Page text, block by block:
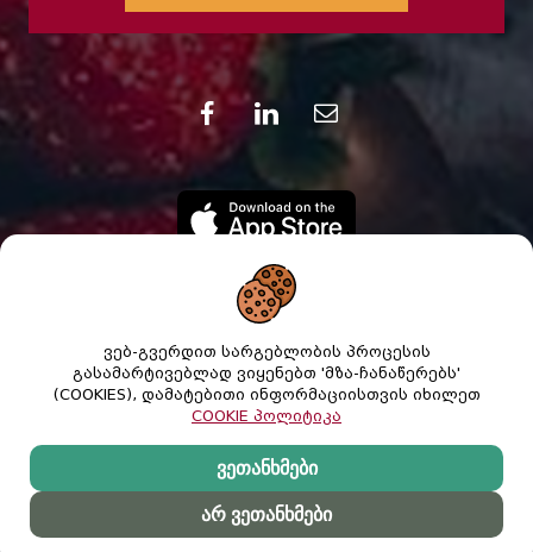
ვებ-გვერდით სარგებლობის პროცესის
გასამარტივებლად ვიყენებთ 'მზა-ჩანაწერებს'
(COOKIES), დამატებითი ინფორმაციისთვის იხილეთ
COOKIE პოლიტიკა
ვეთანხმები
არ ვეთანხმები
© 2021 შ.პ.ს. "ნიკორა სუპერმარკეტი". ყველა
უფლება დაცულია.
Created byHobbyStudio